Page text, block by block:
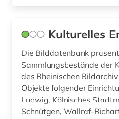
belgische fotografie (1)
belgische kultur (1)
belgische kunst (1)
benin (1)
Kulturelles
Die Bilddatenbank
Sammlungsbestände der
des Rheinischen
Objekte folgender
Ludwig, Kölnisches
Schnütgen, Wallraf-Richartz-